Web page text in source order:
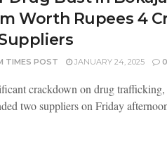
Worth Rupees 4
TIMES POST JANUARY 24, 2025 0
crackdown on drug
two suppliers on Friday